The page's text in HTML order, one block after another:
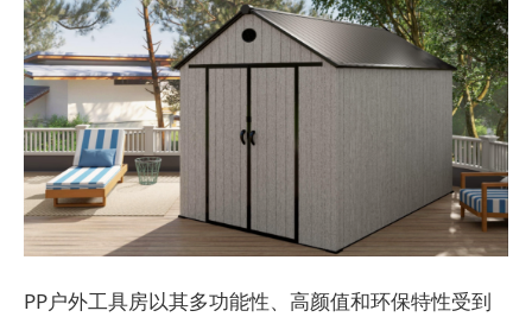
PP户外工具房以其多功能性、高颜值和环保特性受到